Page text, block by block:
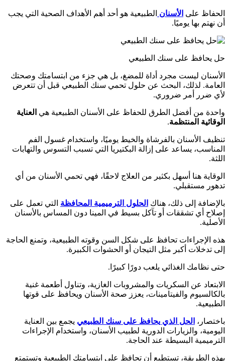
الحفاظ على الأسنان الطبيعية هو أحد أهم الأهداف الصحية التي يجب
أن نهتم بها يوميًا.
حل يحافظ على سنك الطبيعي
الأسنان ليست مجرد أداة للمضغ، بل هي جزء من ابتسامتك وصحتك
العامة. لذلك، البحث عن حلول تحمي سنك الطبيعي قبل أن تتعرض
لأي ضرر أمر ضروري.
واحدة من أفضل الطرق للحفاظ على الأسنان الطبيعية هي العناية
الوقائية المنتظمة.
تنظيف الأسنان بالفرشاة والخيط يوميًا، واستخدام غسول الفم
المناسب، يساعد على إزالة البكتيريا التي تسبب التسوس والتهابات
اللثة.
الوقاية هنا أسهل بكثير من العلاج لاحقًا، فهي تحمي الأسنان من أي
تدهور مستقبلي.
بالإضافة إلى ذلك، هناك الحلول الترميمية المحافظة التي تعمل على
إصلاح أي تشققات أو تآكل بسيط في المينا دون المساس بالأسنان
الأصلية.
هذه الإجراءات تحافظ على شكل السن وقوته الطبيعية، وتمنع الحاجة
إلى تدخلات أكبر مثل التيجان أو الحشوات الكبيرة.
حتى نظامك الغذائي يلعب دورًا كبيرًا.
الابتعاد عن السكريات والمشروبات الغازية، وتناول أطعمة غنية
بالكالسيوم والفيتامينات، يعزز صحة الأسنان ويحافظ على قوتها
الطبيعية.
باختصار، الحل الذي يحافظ على سنك الطبيعي يجمع بين العناية
اليومية، والزيارات الدورية لطبيب الأسنان، واستخدام الإجراءات
الترميمية البسيطة عند الحاجة.
بهذه الطريقة، تستطيع أن تحافظ على ابتسامتك الطبيعية وتستمتع